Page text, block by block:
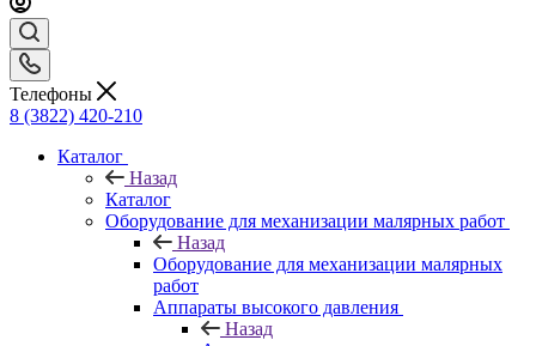
Телефоны
8 (3822) 420-210
Каталог
Назад
Каталог
Оборудование для механизации малярных работ
Назад
Оборудование для механизации малярных
работ
Аппараты высокого давления
Назад